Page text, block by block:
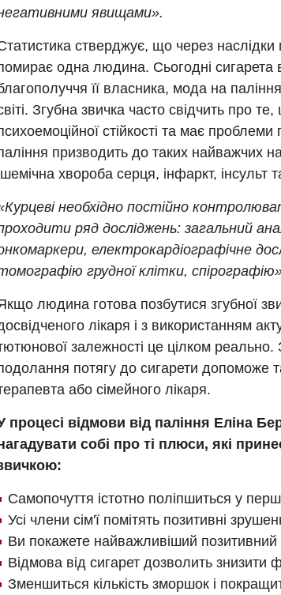
явищами».
стверджує, що через наслідки
одна людина. Сьогодні сигарета
її власника, мода на
Згубна звичка часто свідчить про
стійкості та має
призводить до таких найважчих
хвороба серця, інфаркт, інсульт
необхідно постійно
ряд досліджень: загальний
електрокардіографічне
грудної клітки,
людина готова позбутися згубної
лікаря і з використанням
залежності це цілком
потягу до сигарети допоможе
або сімейного лікаря.
процесі відмови від паління Еліна
собі про ті плюси, які
Самопочуття істотно поліпшиться у
Усі члени сім'ї помітять позитивні
Ви покажете найважливіший
Відмова від сигарет дозволить знизити
Зменшиться кількість зморшок і